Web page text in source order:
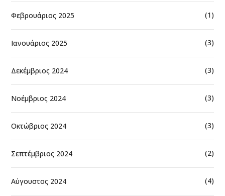
Φεβρουάριος 2025 (1)
Ιανουάριος 2025 (3)
Δεκέμβριος 2024 (3)
Νοέμβριος 2024 (3)
Οκτώβριος 2024 (3)
Σεπτέμβριος 2024 (2)
Αύγουστος 2024 (4)